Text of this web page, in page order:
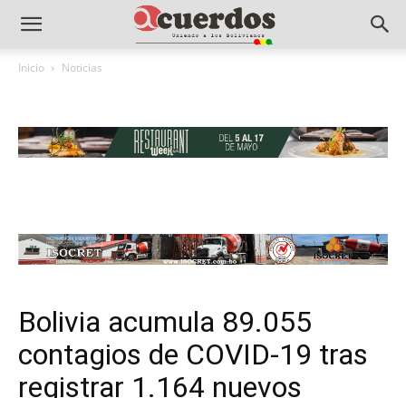
Inicio Noticias
Bolivia acumula 89.055
contagios de COVID-19 tras
registrar 1.164 nuevos